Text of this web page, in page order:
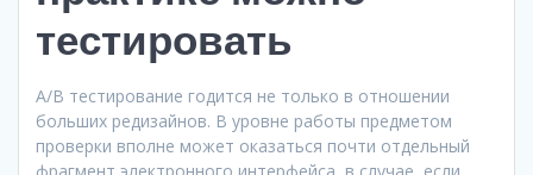
тестировать
A/B тестирование годится не только в отношении
больших редизайнов. В уровне работы предметом
проверки вполне может оказаться почти отдельный
фрагмент электронного интерфейса, в случае, если